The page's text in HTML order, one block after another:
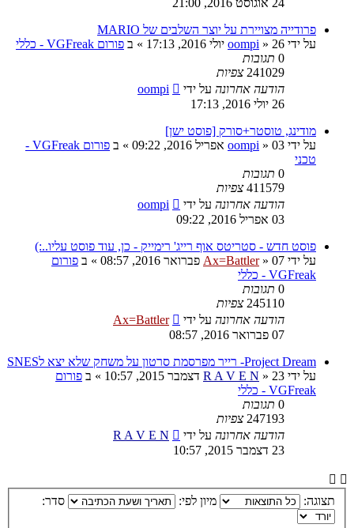
24 אוגוסט 2016, 21:00
פרודייה מצויירת על יוצר השלבים של MARIO
על ידי
oompi » 26 יולי 2016, 17:13 » ב פורום VGFreak - כללי
0 תגובות
241029 צפיות
הודעה אחרונה על ידי
oompi
26 יולי 2016, 17:13
מודינג, טוסטר+סורק [פוסט ישן]
על ידי
oompi » 03 אפריל 2016, 09:22 » ב
פורום VGFreak -
טכני
0 תגובות
411579 צפיות
הודעה אחרונה על ידי
oompi
03 אפריל 2016, 09:22
פוסט חדש - סטריטס אוף רייג' רימייק - כן, עוד פוסט עליו..:)
על ידי
Ax=Battler» 07 פברואר 2016, 08:57 » ב פורום
VGFreak - כללי
0 תגובות
245110 צפיות
הודעה אחרונה על ידי
Ax=Battler
07 פברואר 2016, 08:57
Project Dream- רייר מפרסמת סרטון על משחק שלא יצא לSNES
על ידי
R A V E N » 23 דצמבר 2015, 10:57 » ב פורום
VGFreak - כללי
0 תגובות
247193 צפיות
הודעה אחרונה על ידי
R A V E N
23 דצמבר 2015, 10:57
תצוגה: מיון לפי: סדר: